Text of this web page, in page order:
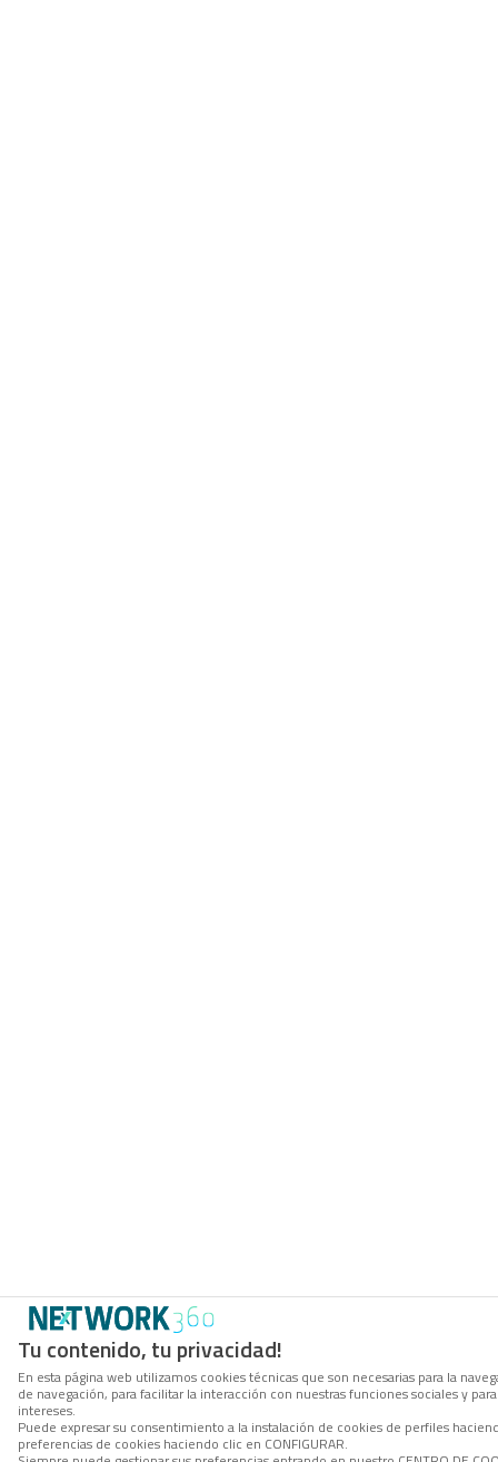
Tu contenido, tu privacidad!
En esta página web utilizamos cookies técnicas que son necesarias para la
de navegación, para facilitar la interacción con nuestras funciones sociales y
intereses.
Puede expresar su consentimiento a la instalación de cookies de perfiles
preferencias de cookies haciendo clic en CONFIGURAR.